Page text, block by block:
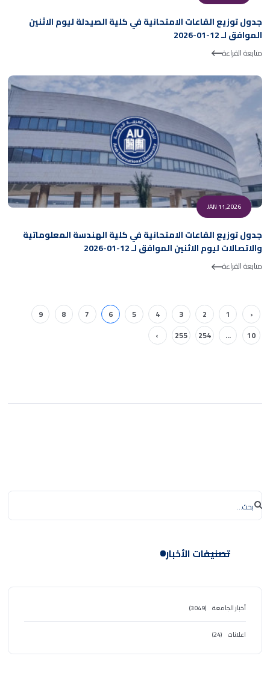
جدول توزيع القاعات الامتحانية في كلية الصيدلة ليوم الاثنين
الموافق لـ 12-01-2026
متابعة القراءة
JAN 11,2026
جدول توزيع القاعات الامتحانية في كلية الهندسة المعلوماتية
والاتصالات ليوم الاثنين الموافق لـ 12-01-2026
متابعة القراءة
‹
1
2
3
4
5
6
7
8
9
10
...
254
255
›
تصنيفات الأخبار
أخبار الجامعة (3049)
اعلانات (24)